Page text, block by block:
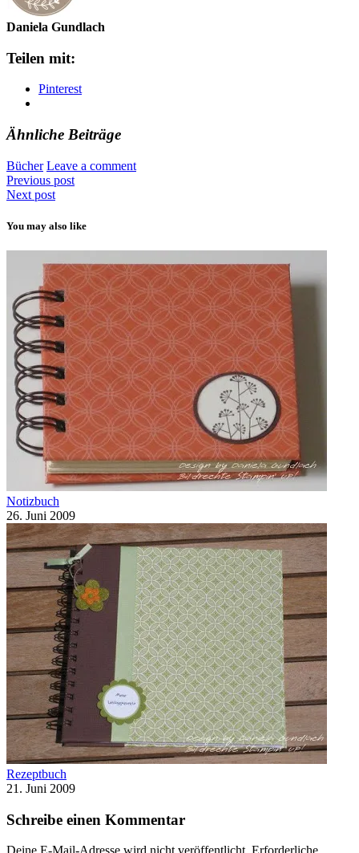
Daniela Gundlach
Teilen mit:
Pinterest
Ähnliche Beiträge
Bücher Leave a comment
Previous post
Next post
You may also like
Notizbuch
26. Juni 2009
Rezeptbuch
21. Juni 2009
Schreibe einen Kommentar